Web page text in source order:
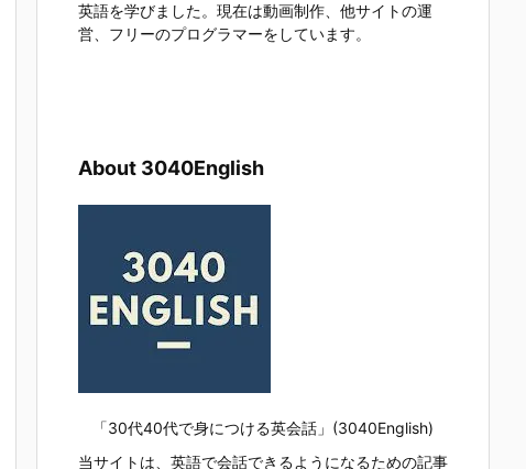
英語を学びました。現在は動画制作、他サイトの運
営、フリーのプログラマーをしています。
About 3040English
「30代40代で身につける英会話」(3040English)
当サイトは、英語で会話できるようになるための記事